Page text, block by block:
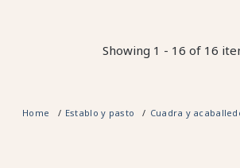
Showing 1 - 16 of 16
Home Establo y pasto Cuadra y